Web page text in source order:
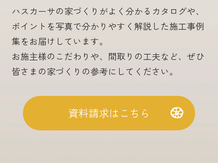
ハスカーサの家づくりがよく分かるカタログや、
ポイントを写真で分かりやすく解説した施工事例
集をお届けしています。
お施主様のこだわりや、間取りの工夫など、ぜひ
皆さまの家づくりの参考にしてください。
資料請求はこちら